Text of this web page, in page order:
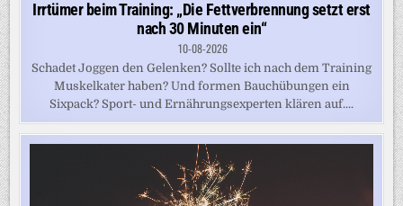
Irrtümer beim Training: „Die Fettverbrennung setzt erst
nach 30 Minuten ein“
10-08-2026
Schadet Joggen den Gelenken? Sollte ich nach dem Training
Muskelkater haben? Und formen Bauchübungen ein
Sixpack? Sport- und Ernährungsexperten klären auf....